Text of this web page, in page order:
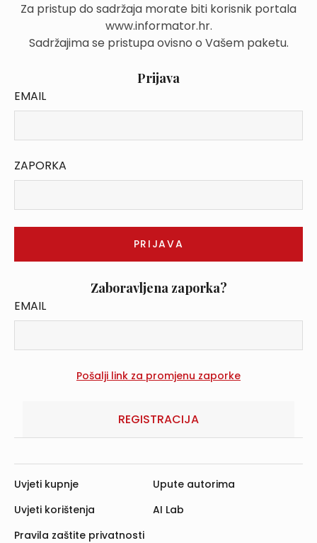
Za pristup do sadržaja morate biti korisnik portala
www.informator.hr.
Sadržajima se pristupa ovisno o Vašem paketu.
Prijava
EMAIL
ZAPORKA
Zaboravljena zaporka?
EMAIL
REGISTRACIJA
Uvjeti kupnje
Uvjeti korištenja
Pravila zaštite privatnosti
Upute autorima
AI Lab